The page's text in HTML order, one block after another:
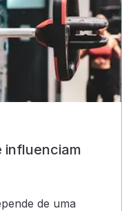
influenciam
de uma